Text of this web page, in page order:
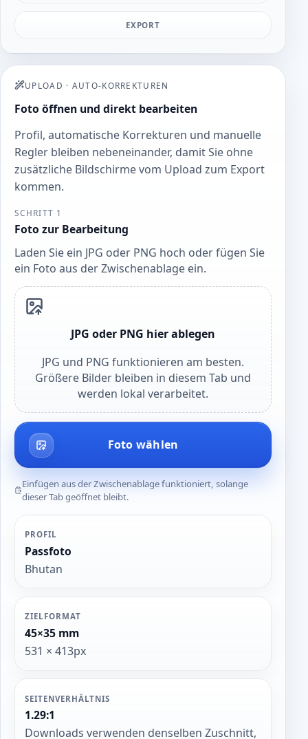
EXPORT
UPLOAD · AUTO-KORREKTUREN
Foto öffnen und direkt bearbeiten
Profil, automatische Korrekturen und manuelle
Regler bleiben nebeneinander, damit Sie ohne
zusätzliche Bildschirme vom Upload zum Export
kommen.
SCHRITT 1
Foto zur Bearbeitung
Laden Sie ein JPG oder PNG hoch oder fügen Sie
ein Foto aus der Zwischenablage ein.
JPG oder PNG hier ablegen
JPG und PNG funktionieren am besten.
Größere Bilder bleiben in diesem Tab und
werden lokal verarbeitet.
Foto wählen
Einfügen aus der Zwischenablage funktioniert, solange
dieser Tab geöffnet bleibt.
PROFIL
Passfoto
Bhutan
ZIELFORMAT
45×35 mm
531 × 413px
SEITENVERHÄLTNIS
1.29:1
Downloads verwenden denselben Zuschnitt,